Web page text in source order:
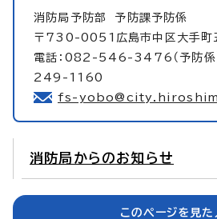
消防局予防部予防課予防係
〒730-0051広島市中区大手町
電話：082-546-3476（予防係
249-1160
fs-
消防局からのお知らせ
このページを見た